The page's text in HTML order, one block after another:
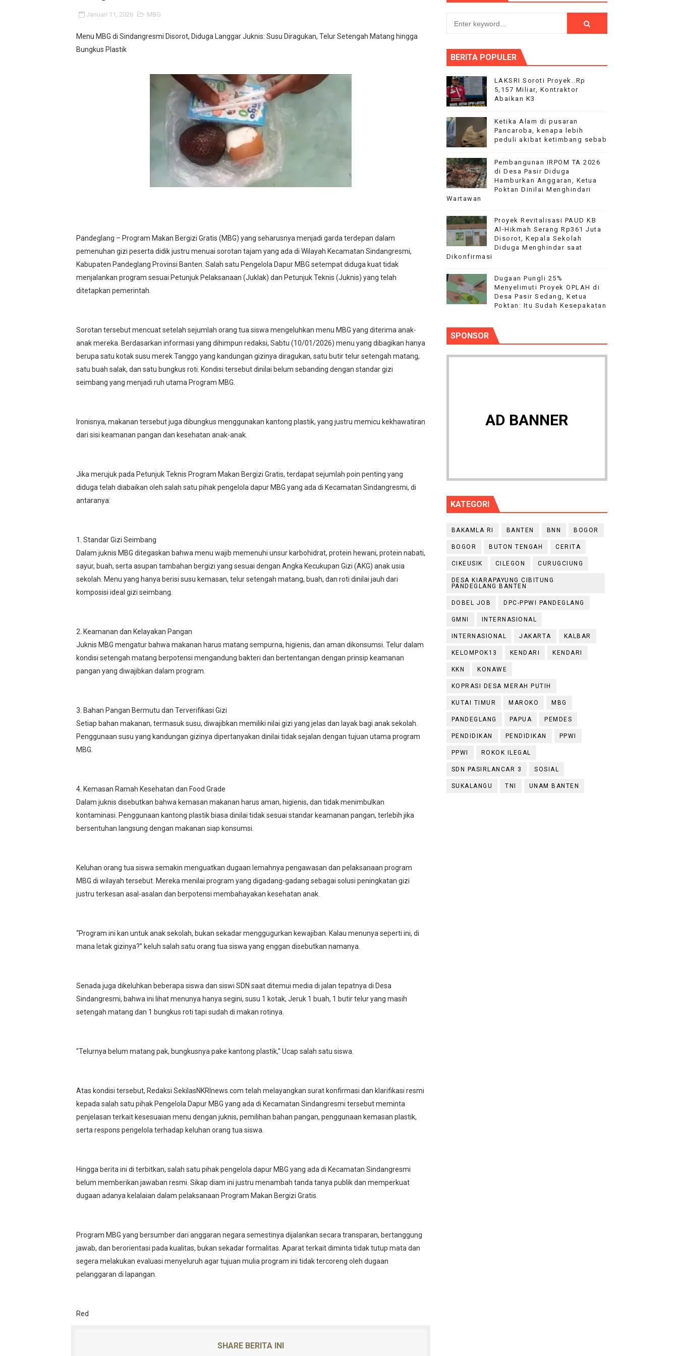
KKN Kelompok 13 UNMA Banten Sosialisasikan Literasi Digital di SMP Islam Darusalam
Mahasiswa KKN Arunika UNMA Banten Kelompok 11 Gelar Sosialisasi Stop Bullying di Desa Bungur Copong
Turnamen voli putra-putri meriahkan, HUT Ri yang ke 81, Di kecamatan Cikeusik : perkuat kebersamaan warga Antar Desa
‎UCAPKAN TERIMA KASIH PIHAK SEKOLAH KEPADA KONTRAKTOR ATAS PELAKSANAN PEMBANGUNAN RKB SMAN 18‎
BM PAN Kabupaten Pandeglang Gelar "Goes To School", Tanamkan Semangat Kebangsaan kepada Pelajar Membangun Generasi Berkarakter
Januari 11, 2026 MBG
Menu MBG di Sindangresmi Disorot, Diduga Langgar Juknis: Susu Diragukan, Telur Setengah Matang hingga
Bungkus Plastik
‎Pandeglang – Program Makan Bergizi Gratis (MBG) yang seharusnya menjadi garda terdepan dalam
pemenuhan gizi peserta didik justru menuai sorotan tajam yang ada di Wilayah Kecamatan Sindangresmi,
Kabupaten Pandeglang Provinsi Banten. Salah satu Pengelola Dapur MBG setempat diduga kuat tidak
menjalankan program sesuai Petunjuk Pelaksanaan (Juklak) dan Petunjuk Teknis (Juknis) yang telah
ditetapkan pemerintah.
‎Sorotan tersebut mencuat setelah sejumlah orang tua siswa mengeluhkan menu MBG yang diterima anak-
anak mereka. Berdasarkan informasi yang dihimpun redaksi, Sabtu (10/01/2026) menu yang dibagikan hanya
berupa satu kotak susu merek Tanggo yang kandungan gizinya diragukan, satu butir telur setengah matang,
satu buah salak, dan satu bungkus roti. Kondisi tersebut dinilai belum sebanding dengan standar gizi
seimbang yang menjadi ruh utama Program MBG.
‎Ironisnya, makanan tersebut juga dibungkus menggunakan kantong plastik, yang justru memicu kekhawatiran
dari sisi keamanan pangan dan kesehatan anak-anak.
‎Jika merujuk pada Petunjuk Teknis Program Makan Bergizi Gratis, terdapat sejumlah poin penting yang
diduga telah diabaikan oleh salah satu pihak pengelola dapur MBG yang ada di Kecamatan Sindangresmi, di
antaranya:
‎1. Standar Gizi Seimbang
‎Dalam juknis MBG ditegaskan bahwa menu wajib memenuhi unsur karbohidrat, protein hewani, protein nabati,
sayur, buah, serta asupan tambahan bergizi yang sesuai dengan Angka Kecukupan Gizi (AKG) anak usia
sekolah. Menu yang hanya berisi susu kemasan, telur setengah matang, buah, dan roti dinilai jauh dari
komposisi ideal gizi seimbang.
‎2. Keamanan dan Kelayakan Pangan
‎Juknis MBG mengatur bahwa makanan harus matang sempurna, higienis, dan aman dikonsumsi. Telur dalam
kondisi setengah matang berpotensi mengandung bakteri dan bertentangan dengan prinsip keamanan
pangan yang diwajibkan dalam program.
‎3. Bahan Pangan Bermutu dan Terverifikasi Gizi
‎Setiap bahan makanan, termasuk susu, diwajibkan memiliki nilai gizi yang jelas dan layak bagi anak sekolah.
Penggunaan susu yang kandungan gizinya dipertanyakan dinilai tidak sejalan dengan tujuan utama program
MBG.
‎4. Kemasan Ramah Kesehatan dan Food Grade
‎Dalam juknis disebutkan bahwa kemasan makanan harus aman, higienis, dan tidak menimbulkan
kontaminasi. Penggunaan kantong plastik biasa dinilai tidak sesuai standar keamanan pangan, terlebih jika
bersentuhan langsung dengan makanan siap konsumsi.
‎Keluhan orang tua siswa semakin menguatkan dugaan lemahnya pengawasan dan pelaksanaan program
MBG di wilayah tersebut. Mereka menilai program yang digadang-gadang sebagai solusi peningkatan gizi
justru terkesan asal-asalan dan berpotensi membahayakan kesehatan anak.
‎“Program ini kan untuk anak sekolah, bukan sekadar menggugurkan kewajiban. Kalau menunya seperti ini, di
mana letak gizinya?” keluh salah satu orang tua siswa yang enggan disebutkan namanya.
‎Senada juga dikeluhkan beberapa siswa dan siswi SDN saat ditemui media di jalan tepatnya di Desa
Sindangresmi, bahwa ini lihat menunya hanya segini, susu 1 kotak, Jeruk 1 buah, 1 butir telur yang masih
setengah matang dan 1 bungkus roti tapi sudah di makan rotinya.
‎"Telurnya belum matang pak, bungkusnya pake kantong plastik," Ucap salah satu siswa.
‎Atas kondisi tersebut, Redaksi SekilasNKRInews.com telah melayangkan surat konfirmasi dan klarifikasi resmi
kepada salah satu pihak Pengelola Dapur MBG yang ada di Kecamatan Sindangresmi tersebut meminta
penjelasan terkait kesesuaian menu dengan juknis, pemilihan bahan pangan, penggunaan kemasan plastik,
serta respons pengelola terhadap keluhan orang tua siswa.
‎Hingga berita ini di terbitkan, salah satu pihak pengelola dapur MBG yang ada di Kecamatan Sindangresmi
belum memberikan jawaban resmi. Sikap diam ini justru menambah tanda tanya publik dan memperkuat
dugaan adanya kelalaian dalam pelaksanaan Program Makan Bergizi Gratis.
‎Program MBG yang bersumber dari anggaran negara semestinya dijalankan secara transparan, bertanggung
jawab, dan berorientasi pada kualitas, bukan sekadar formalitas. Aparat terkait diminta tidak tutup mata dan
segera melakukan evaluasi menyeluruh agar tujuan mulia program ini tidak tercoreng oleh dugaan
pelanggaran di lapangan.
‎Red
SHARE BERITA INI
BERITA POPULER
LAKSRI Soroti Proyek..Rp
5,157 Miliar, Kontraktor
Abaikan K3
Ketika Alam di pusaran
Pancaroba, kenapa lebih
peduli akibat ketimbang sebab
Pembangunan IRPOM TA 2026
di Desa Pasir Diduga
Hamburkan Anggaran, Ketua
Poktan Dinilai Menghindari
Wartawan
Proyek Revitalisasi PAUD KB
Al-Hikmah Serang Rp361 Juta
Disorot, Kepala Sekolah
Diduga Menghindar saat
Dikonfirmasi
Dugaan Pungli 25%
Menyelimuti Proyek OPLAH di
Desa Pasir Sedang, Ketua
Poktan: Itu Sudah Kesepakatan
SPONSOR
AD BANNER
KATEGORI
BAKAMLA RI BANTEN BNN BOGOR
BOGOR BUTON TENGAH CERITA
CIKEUSIK CILEGON CURUGCIUNG
DESA KIARAPAYUNG CIBITUNG
PANDEGLANG BANTEN
DOBEL JOB DPC-PPWI PANDEGLANG
GMNI INTERNASIONAL
INTERNASIONAL JAKARTA KALBAR
KELOMPOK13 KENDARI KENDARI
KKN KONAWE
KOPRASI DESA MERAH PUTIH
KUTAI TIMUR MAROKO MBG
PANDEGLANG PAPUA PEMDES
PENDIDIKAN PENDIDIKAN PPWI
PPWI ROKOK ILEGAL
SDN PASIRLANCAR 3 SOSIAL
SUKALANGU TNI UNAM BANTEN